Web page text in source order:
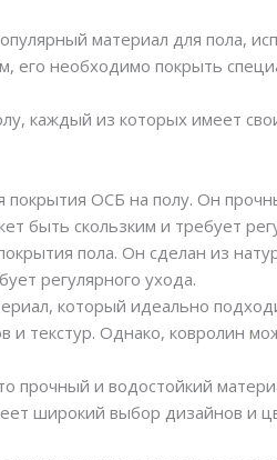
материал для пола,
его необходимо покрыть
каждый из которых имеет
ОСБ на полу. Он
быть скользким и требует
пола. Он сделан из
регулярного ухода.
который идеально
и текстур. Однако, ковролин
прочный и водостойкий
широкий выбор дизайнов и